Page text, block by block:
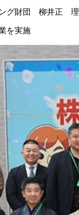
ング財団 柳井正
を実施